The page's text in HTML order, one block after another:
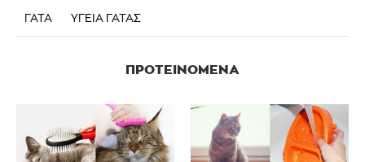
ΓΑΤΑ ΥΓΕΙΑ ΓΑΤΑΣ
ΠΡΟΤΕΙΝΌΜΕΝΑ